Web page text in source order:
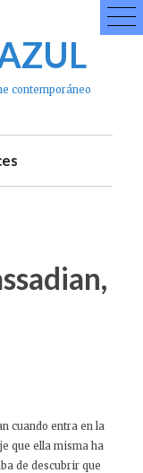
contemporáneo
cuando entra en la
que ella misma ha
de descubrir que